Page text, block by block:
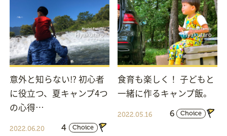
意外と知らない!? 初心者
に役立つ、夏キャンプ4つ
の心得…
2022.06.20 4 Choice
食育も楽しく！ 子どもと
一緒に作るキャンプ飯。
2022.05.16 6 Choice